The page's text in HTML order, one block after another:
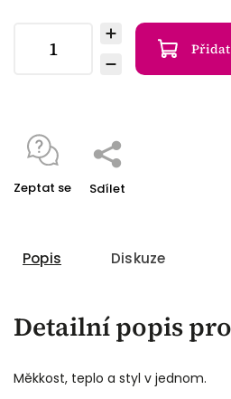
Zeptat se Sdílet
Popis Diskuze
Detailní popis
Měkkost, teplo a styl v jednom.